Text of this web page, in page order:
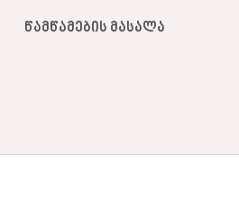
წამწამების მასალა